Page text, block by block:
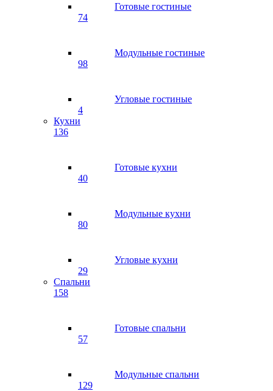
Готовые гостиные
74
Модульные гостиные
98
Угловые гостиные
4
Кухни
136
Готовые кухни
40
Модульные кухни
80
Угловые кухни
29
Спальни
158
Готовые спальни
57
Модульные спальни
129